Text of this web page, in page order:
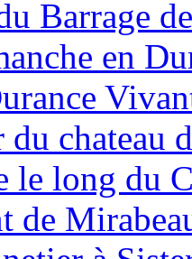
Barrage
en
chateau
le long du
de